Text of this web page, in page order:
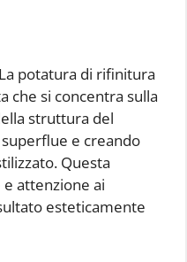
La potatura di rifinitura
che si concentra sulla
struttura del
e creando
Questa
attenzione ai
esteticamente